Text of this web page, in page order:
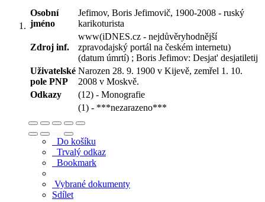
Osobní
jméno
Jefimov, Boris Jefimovič, 1900-2008 - ruský
karikoturista
Zdroj inf.
www(iDNES.cz - nejdůvěryhodnější
zpravodajský portál na českém internetu)
(datum úmrtí) ; Boris Jefimov: Desjat' desjatiletij
Uživatelské
pole PNP
Narozen 28. 9. 1900 v Kijevě, zemřel 1. 10.
2008 v Moskvě.
Odkazy
(12) - Monografie
(1) - ***nezarazeno***
Do košíku
Trvalý odkaz
Bookmark
Vybrané dokumenty
Sdílet